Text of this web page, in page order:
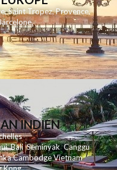
,Saint Tropez,Provence,
,
INDIEN
Bali SeminyakCanggu
CambodgeVietnam